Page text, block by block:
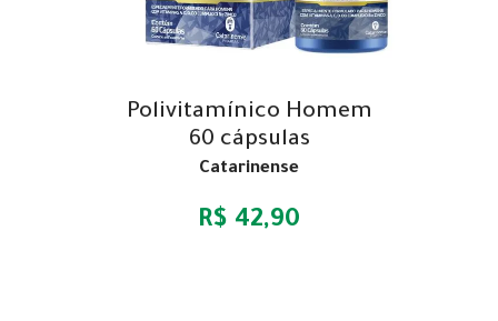
Polivitamínico Homem
60 cápsulas
Catarinense
R$ 42,90